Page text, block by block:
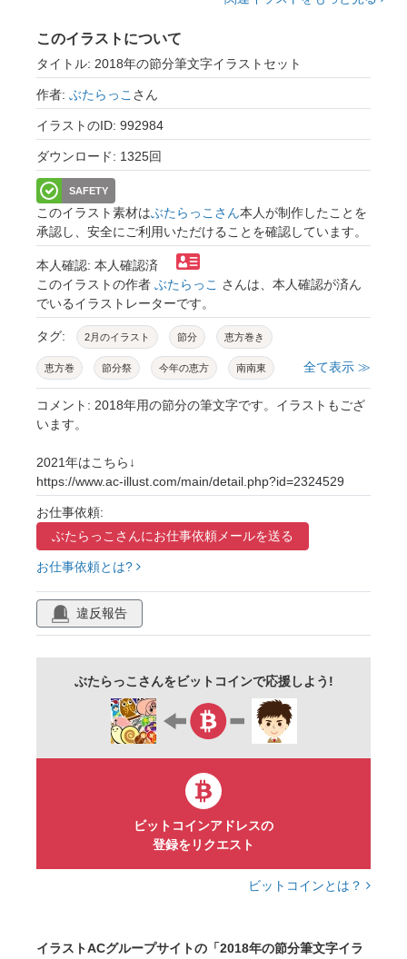
このイラストについて
タイトル: 2018年の節分筆文字イラストセット
作者: ぶたらっこ さん
イラストのID: 992984
ダウンロード: 1325回
SAFETY
このイラスト素材はぶたらっこさん本人が制作したことを
承認し、安全にご利用いただけることを確認しています。
本人確認: 本人確認済
このイラストの作者 ぶたらっこ さんは、本人確認が済ん
でいるイラストレーターです。
タグ: 2月のイラスト 節分 恵方巻き
恵方巻 節分祭 今年の恵方 南南東
鬼は外福は内 開運祈願 招福 極上
特製
まるかぶり まめまき
恵方巻イラスト
巻きずし まきずし 巻きずしイラスト
太巻き 海鮮 海鮮太巻き 御予約承り中
青鬼 うぐいす
お母さん ２月３日 二月三日 二月
日本の行事 イベント
手描きイラスト 手書き文字 筆文字
全て表示 ≫
コメント: 2018年用の節分の筆文字です。イラストもござ
います。
2021年はこちら↓
https://www.ac-illust.com/main/detail.php?id=2324529
お仕事依頼:
ぶたらっこさんにお仕事依頼メールを送る
お仕事依頼とは?
違反報告
ぶたらっこさんをビットコインで応援しよう!
ビットコインアドレスの
登録をリクエスト
ビットコインとは？
イラストACグループサイトの「2018年の節分筆文字イラ